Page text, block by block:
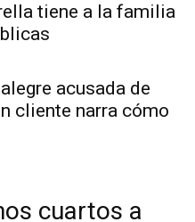
tiene a la familia
acusada de
cliente narra cómo
cuartos a